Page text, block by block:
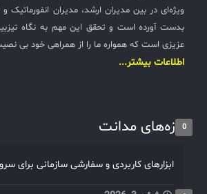
ویژه‌ای در بین مدیران ارشد، مدیران انفورماتیک
بدست آورده است و تحقق این مهم به نگاه
عزیزی است که همواره ما را از همراهی خود بی
اطلاعات بیشتر...
تازه‌های مدانت0
ابزارهای کاربردی و سفارشی سازمانی